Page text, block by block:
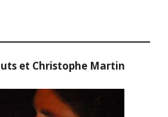
et Christophe Martin